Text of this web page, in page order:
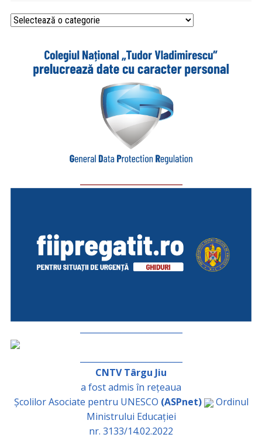
Categorii
CNTV Târgu Jiu
a fost admis în rețeaua
Școlilor Asociate pentru UNESCO (ASPnet)
Ordinul
Ministrului Educației
nr. 3133/14.02.2022